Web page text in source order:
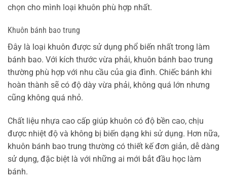
chọn cho mình loại khuôn phù hợp nhất.
Khuôn bánh bao trung
Đây là loại khuôn được sử dụng phổ biến nhất trong làm
bánh bao. Với kích thước vừa phải, khuôn bánh bao trung
thường phù hợp với nhu cầu của gia đình. Chiếc bánh khi
hoàn thành sẽ có độ dày vừa phải, không quá lớn nhưng
cũng không quá nhỏ.
Chất liệu nhựa cao cấp giúp khuôn có độ bền cao, chịu
được nhiệt độ và không bị biến dạng khi sử dụng. Hơn nữa,
khuôn bánh bao trung thường có thiết kế đơn giản, dễ dàng
sử dụng, đặc biệt là với những ai mới bắt đầu học làm
bánh.